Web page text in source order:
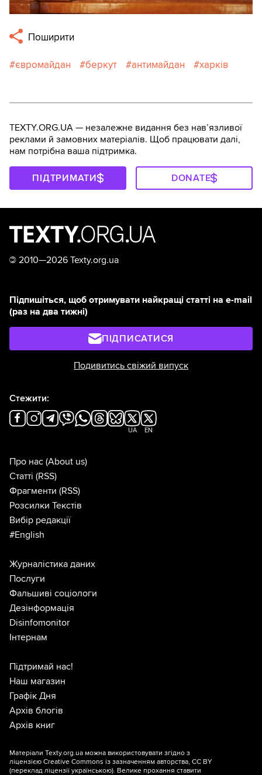
Поширити
євромайдан беркут антимайдан харків
TEXTY.ORG.UA — незалежне видання без навʼязливої
реклами й замовних матеріалів. Щоб працювати далі,
нам потрібна ваша підтримка.
ПІДТРИМАТИ DONATE
© 2010—2026 Texty.org.ua
Підпишіться, щоб отримувати найкращі статті на e-mail
(раз на два тижні)
ПІДПИСАТИСЯ
Подивитись свіжий випуск
Стежити:
UA EN
Про нас (About us)
Статті (RSS)
Фрагменти (RSS)
Розсилки Текстів
Вибір редакції
#English
Журналістика даних
Послуги
Фальшиві соціологи
Дезінформація
Disinfomonitor
Інтернам
Підтримай нас!
Наш магазин
Графік Дня
Архів блогів
Архів книг
Матеріали Texty.org.ua можна використовувати згідно з
ліцензією Creative Commons із зазначенням авторства, CC BY
(переклад ліцензії українською). Велике прохання ставити